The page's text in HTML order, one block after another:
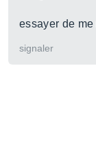
essayer de
signaler